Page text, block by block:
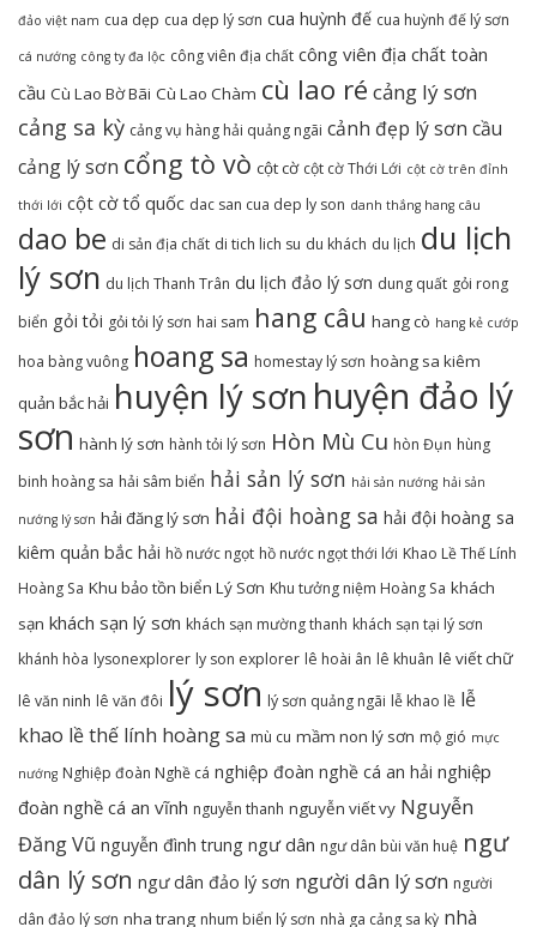
đảo việt nam cua dẹp cua dẹp lý sơn cua huỳnh đế cua huỳnh đế lý sơn
cá nướng công ty đa lộc công viên địa chất công viên địa chất toàn
cầu Cù Lao Bờ Bãi Cù Lao Chàm cù lao ré cảng lý sơn
cảng sa kỳ cảng vụ hàng hải quảng ngãi cảnh đẹp lý sơn cầu
cảng lý sơn cổng tò vò cột cờ cột cờ Thới Lới cột cờ trên đỉnh
thới lới cột cờ tổ quốc dac san cua dep ly son danh thắng hang câu
dao be di sản địa chất di tich lich su du khách du lịch du lịch
lý sơn du lịch Thanh Trân du lịch đảo lý sơn dung quất gỏi rong
biển gỏi tỏi gỏi tỏi lý sơn hai sam hang câu hang cò hang kẻ cướp
hoa bàng vuông hoang sa homestay lý sơn hoàng sa kiêm
quản bắc hải huyện lý sơn huyện đảo lý
sơn hành lý sơn hành tỏi lý sơn Hòn Mù Cu hòn Đụn hùng
binh hoàng sa hải sâm biển hải sản lý sơn hải sản nướng hải sản
nướng lý sơn hải đăng lý sơn hải đội hoàng sa hải đội hoàng sa
kiêm quản bắc hải hồ nước ngọt hồ nước ngọt thới lới Khao Lề Thế Lính
Hoàng Sa Khu bảo tồn biển Lý Sơn Khu tưởng niệm Hoàng Sa khách
sạn khách sạn lý sơn khách sạn mường thanh khách sạn tại lý sơn
khánh hòa lysonexplorer ly son explorer lê hoài ân lê khuân lê viết chữ
lê văn ninh lê văn đôi lý sơn lý sơn quảng ngãi lễ khao lề lễ
khao lề thế lính hoàng sa mù cu mầm non lý sơn mộ gió mực
nướng Nghiệp đoàn Nghề cá nghiệp đoàn nghề cá an hải nghiệp
đoàn nghề cá an vĩnh nguyễn thanh nguyễn viết vy Nguyễn
Đăng Vũ nguyễn đình trung ngư dân ngư dân bùi văn huệ ngư
dân lý sơn ngư dân đảo lý sơn người dân lý sơn người
dân đảo lý sơn nha trang nhum biển lý sơn nhà ga cảng sa kỳ nhà